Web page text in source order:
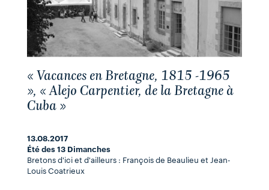
« Vacances en Bretagne, 1815 -1965
», « Alejo Carpentier, de la Bretagne à
Cuba »
13.08.2017
Été des 13 Dimanches
Bretons d'ici et d'ailleurs : François de Beaulieu et Jean-
Louis Coatrieux